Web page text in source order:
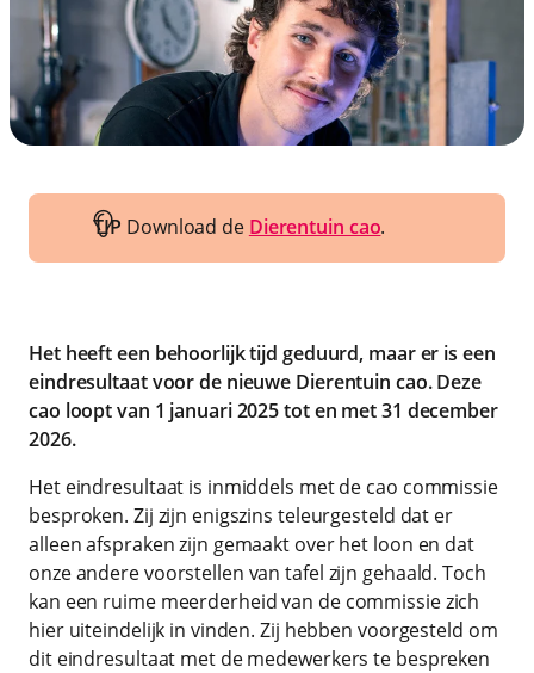
TIP Download de Dierentuin cao.
Het heeft een behoorlijk tijd geduurd, maar er is een
eindresultaat voor de nieuwe Dierentuin cao. Deze
cao loopt van 1 januari 2025 tot en met 31 december
2026.
Het eindresultaat is inmiddels met de cao commissie
besproken. Zij zijn enigszins teleurgesteld dat er
alleen afspraken zijn gemaakt over het loon en dat
onze andere voorstellen van tafel zijn gehaald. Toch
kan een ruime meerderheid van de commissie zich
hier uiteindelijk in vinden. Zij hebben voorgesteld om
dit eindresultaat met de medewerkers te bespreken